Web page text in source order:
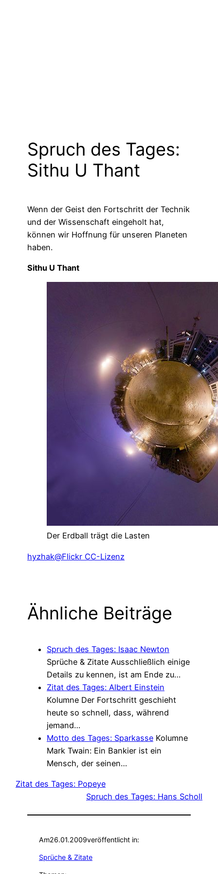
Spruch des Tages:
Sithu U Thant
Wenn der Geist den Fortschritt der Technik
und der Wissenschaft eingeholt hat,
können wir Hoffnung für unseren Planeten
haben.
Sithu U Thant
Der Erdball trägt die Lasten
hyzhak@Flickr CC-Lizenz
Ähnliche Beiträge
Spruch des Tages: Isaac Newton
Sprüche & Zitate Ausschließlich einige
Details zu kennen, ist am Ende zu…
Zitat des Tages: Albert Einstein
Kolumne Der Fortschritt geschieht
heute so schnell, dass, während
jemand…
Motto des Tages: Sparkasse Kolumne
Mark Twain: Ein Bankier ist ein
Mensch, der seinen…
Zitat des Tages: Popeye
Spruch des Tages: Hans Scholl
Am26.01.2009veröffentlicht in:
Sprüche & Zitate